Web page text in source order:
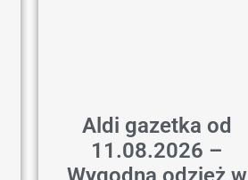
Aldi gazetka od
11.08.2026 –